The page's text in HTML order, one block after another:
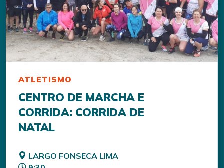
ATLETISMO
CENTRO DE MARCHA E
CORRIDA: CORRIDA DE
NATAL
LARGO FONSECA LIMA